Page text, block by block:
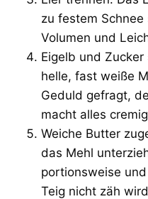
zu festem
Volumen und
Eigelb und
helle, fast weiße
Geduld gefragt,
macht alles
Weiche Butter
das Mehl
portionsweise
Teig nicht zäh